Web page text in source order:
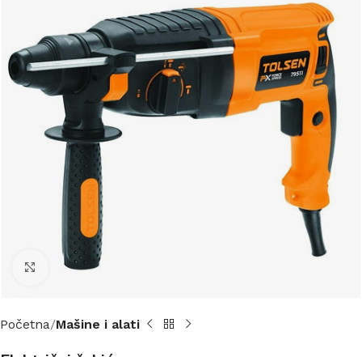
Click to enlarge
Početna Mašine i alati